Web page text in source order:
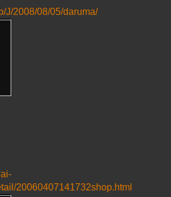
J/2008/08/05/daruma/
20060407141732shop.html